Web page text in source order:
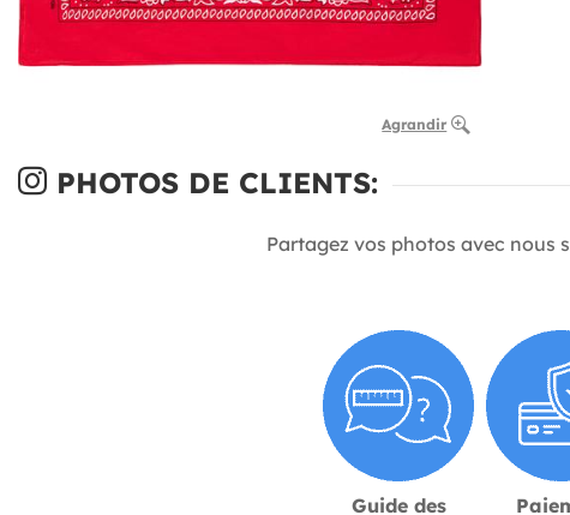
Agrandir
PHOTOS DE CLIENTS:
Partagez vos photos avec nous
Guide des